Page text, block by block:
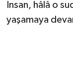
İnsan, hâlâ o
yaşamaya